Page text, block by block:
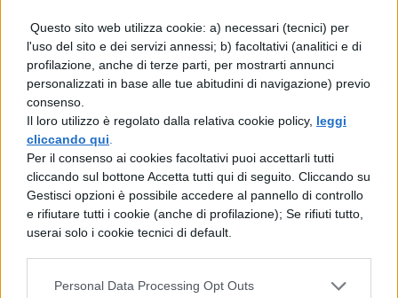
Questo sito web utilizza cookie: a) necessari (tecnici) per
l'uso del sito e dei servizi annessi; b) facoltativi (analitici e di
profilazione, anche di terze parti, per mostrarti annunci
personalizzati in base alle tue abitudini di navigazione) previo
consenso.
Il loro utilizzo è regolato dalla relativa cookie policy, leggi
cliccando qui
Per il consenso ai cookies facoltativi puoi accettarli tutti
cliccando sul bottone Accetta tutti qui di seguito. Cliccando su
Gestisci opzioni è possibile accedere al pannello di controllo
e rifiutare tutti i cookie (anche di profilazione); Se rifiuti tutto,
userai solo i cookie tecnici di default.
Personal Data Processing Opt Outs
riassunto e analisi
RIASSUNTI LIBRI AUTORI STRANIERI
CON LA H
Riassunto Hard Times, Tempi difficilidi
Charles Dickens